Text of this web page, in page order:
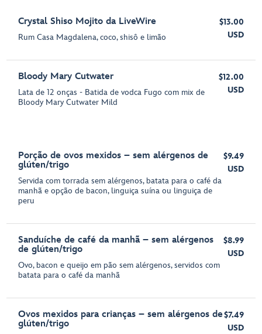
Crystal Shiso Mojito da LiveWire
Rum Casa Magdalena, coco, shisô e limão
$13.00
USD
Bloody Mary Cutwater
Lata de 12 onças - Batida de vodca Fugo com mix de
Bloody Mary Cutwater Mild
$12.00
USD
Porção de ovos mexidos – sem alérgenos de
glúten/trigo
Servida com torrada sem alérgenos, batata para o café da
manhã e opção de bacon, linguiça suína ou linguiça de
peru
$9.49
USD
Sanduíche de café da manhã – sem alérgenos
de glúten/trigo
Ovo, bacon e queijo em pão sem alérgenos, servidos com
batata para o café da manhã
$8.99
USD
Ovos mexidos para crianças – sem alérgenos de
glúten/trigo
$7.49
USD